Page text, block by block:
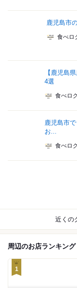
鹿児島市
食べロ
【鹿児島
4選
食べロ
鹿児島市
お...
食べロ
近くの
周辺のお店ランキング
1